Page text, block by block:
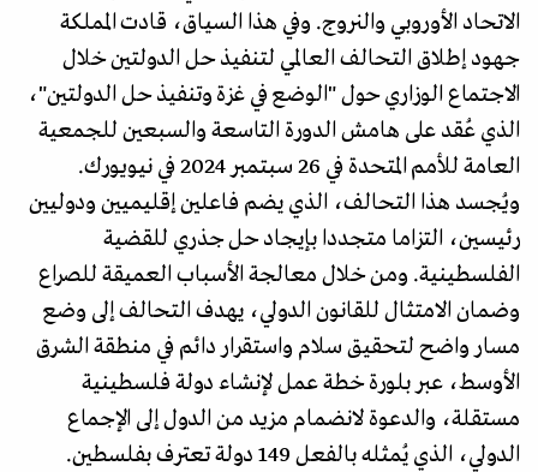
الاتحاد الأوروبي والنروج. وفي هذا السياق، قادت المملكة
جهود إطلاق التحالف العالمي لتنفيذ حل الدولتين خلال
الاجتماع الوزاري حول "الوضع في غزة وتنفيذ حل الدولتين"،
الذي عُقد على هامش الدورة التاسعة والسبعين للجمعية
العامة للأمم المتحدة في 26 سبتمبر 2024 في نيويورك.
ويُجسد هذا التحالف، الذي يضم فاعلين إقليميين ودوليين
رئيسين، التزاما متجددا بإيجاد حل جذري للقضية
الفلسطينية. ومن خلال معالجة الأسباب العميقة للصراع
وضمان الامتثال للقانون الدولي، يهدف التحالف إلى وضع
مسار واضح لتحقيق سلام واستقرار دائم في منطقة الشرق
الأوسط، عبر بلورة خطة عمل لإنشاء دولة فلسطينية
مستقلة، والدعوة لانضمام مزيد من الدول إلى الإجماع
الدولي، الذي يُمثله بالفعل 149 دولة تعترف بفلسطين.